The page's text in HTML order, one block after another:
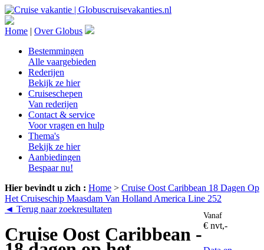
Home | Over Globus
Bestemmingen
Alle vaargebieden
Rederijen
Bekijk ze hier
Cruiseschepen
Van rederijen
Contact & service
Voor vragen en hulp
Thema's
Bekijk ze hier
Aanbiedingen
Bespaar nu!
Hier bevindt u zich : Home > Cruise Oost Caribbean 18 Dagen Op
Het Cruiseschip Maasdam Van Holland America Line 252
◄ Terug naar zoekresultaten
Cruise Oost Caribbean -
Vanaf
€ nvt,-